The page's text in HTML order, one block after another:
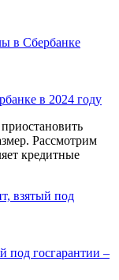
в 2024 году
Рассмотрим
кредитные
под госгарантии –